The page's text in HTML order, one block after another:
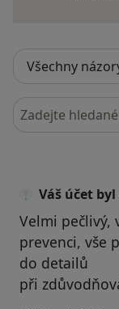
Hledejte v
Váš účet
Velmi pečlivý,
prevenci, vše
do detailů
při